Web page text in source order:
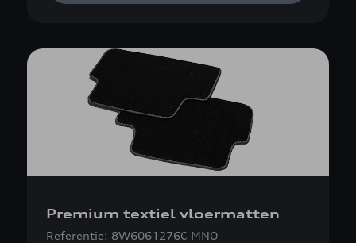
Premium textiel vloermatten
Referentie: 8W6061276C MNO